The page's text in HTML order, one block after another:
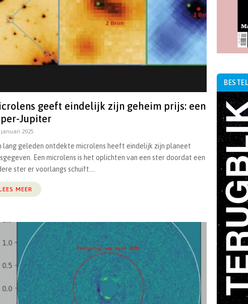
geeft eindelijk zijn geheim prijs: een
Jupiter
januari 2025
lang geleden ontdekte microlens heeft eindelijk zijn planeet
Een microlens is het oplichten van een ster doordat een
ster er voorlangs schuift....
MEER